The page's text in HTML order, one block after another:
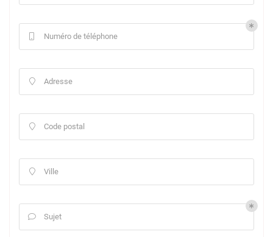
Numéro de téléphone
 Adresse
 Code postal
 Ville
 Sujet